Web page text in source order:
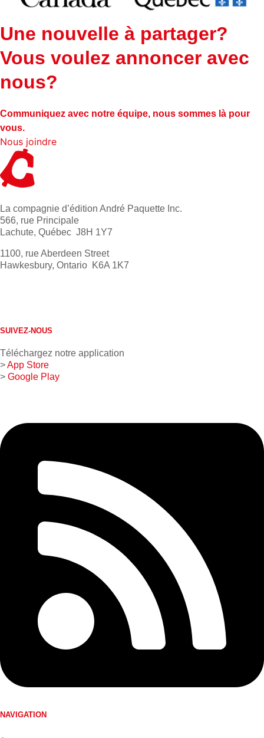
Une nouvelle à partager?
Vous voulez annoncer avec
nous?
Communiquez avec notre équipe, nous sommes là pour
vous.
Nous joindre
La compagnie d’édition André Paquette Inc.
566, rue Principale
Lachute, Québec J8H 1Y7
1100, rue Aberdeen Street
Hawkesbury, Ontario K6A 1K7
SUIVEZ-NOUS
Téléchargez notre application
>App Store
> Google Play
NAVIGATION